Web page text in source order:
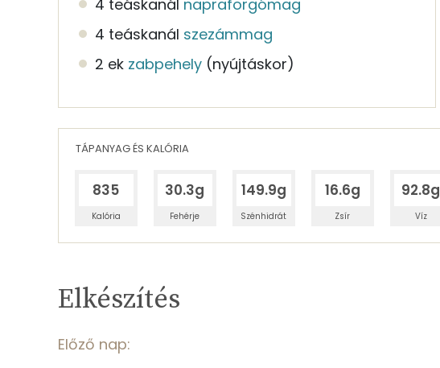
4 teáskanál napraforgómag
4 teáskanál szezámmag
2 ek zabpehely (nyújtáskor)
TÁPANYAG ÉS KALÓRIA
835
Kalória
30.3g
Fehérje
149.9g
Szénhidrát
16.6g
Zsír
92.8g
Víz
TÁPANYAGTARTALOM
Elkészítés
Előző nap: